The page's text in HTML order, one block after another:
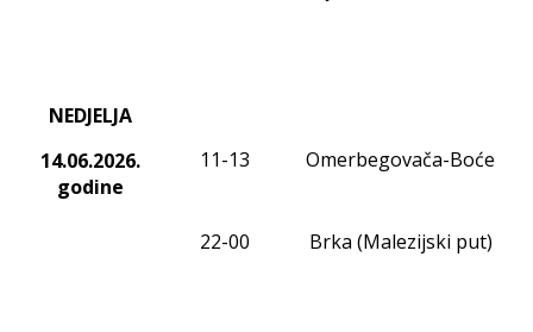
NEDJELJA
14.06.2026.
godine
11-13 Omerbegovača-Boće
22-00 Brka (Malezijski put)